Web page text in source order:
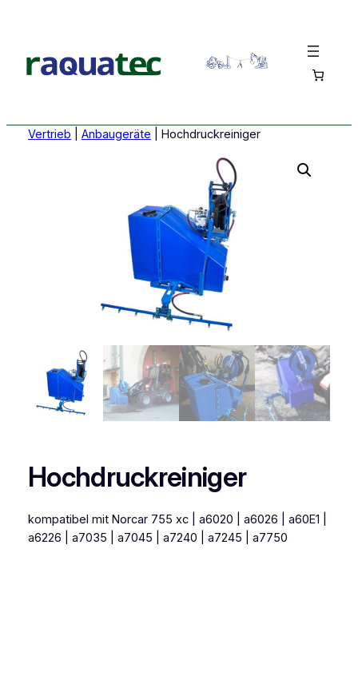
Vertrieb Anbaugeräte Hochdruckreiniger
Hochdruckreiniger
kompatibel mit Norcar 755 xc | a6020 | a6026 | a60E1 |
a6226 | a7035 | a7045 | a7240 | a7245 | a7750